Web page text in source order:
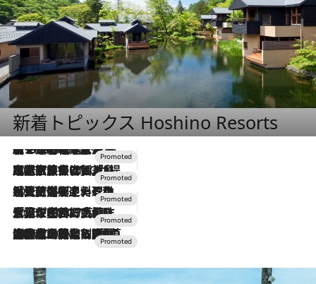
新着トピックス Hoshino Resorts
2026.8.7
【トンボの足水浴】ヒノキの香りに包まれて涼感マックス！約13℃の湧水かけ流しを避暑地「星野温泉 トンボの湯」で体験
2026.7.31
【ホテル帰省】という選択肢をOMOが提案。家族とほどよい距離を保つには「昼は実家、夜は気兼ねなくホテルで！」
2026.7.24
【夏限定ディナーコース】旬を迎える稚鮎や花ズッキーニなどをイタリア・トスカーナの郷土料理の手法で満喫！
2026.7.17
「土佐和ハーブかき氷」がOMO7高知に登場！生姜、山椒、大葉など目にも舌にも涼を呼ぶ郷土の味
2026.7.10
NEW OPEN！【界 草津】名湯の地に誕生。趣の異なる2種の温泉と上州ならではの会席・蕎麦割烹など美食を味わう究極の癒やし旅